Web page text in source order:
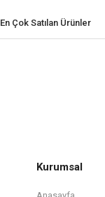
En Çok Satılan Ürünler
Kurumsal